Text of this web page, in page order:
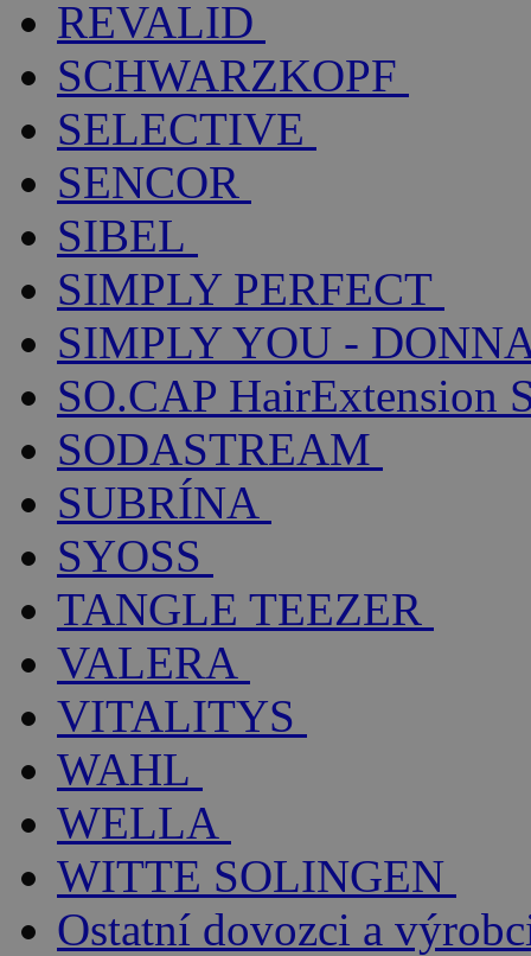
REVALID
SCHWARZKOPF
SELECTIVE
SENCOR
SIBEL
SIMPLY PERFECT
SIMPLY YOU -
SO.CAP HairExtension
SODASTREAM
SUBRÍNA
SYOSS
TANGLE TEEZER
VALERA
VITALITYS
WAHL
WELLA
WITTE SOLINGEN
Ostatní dovozci a